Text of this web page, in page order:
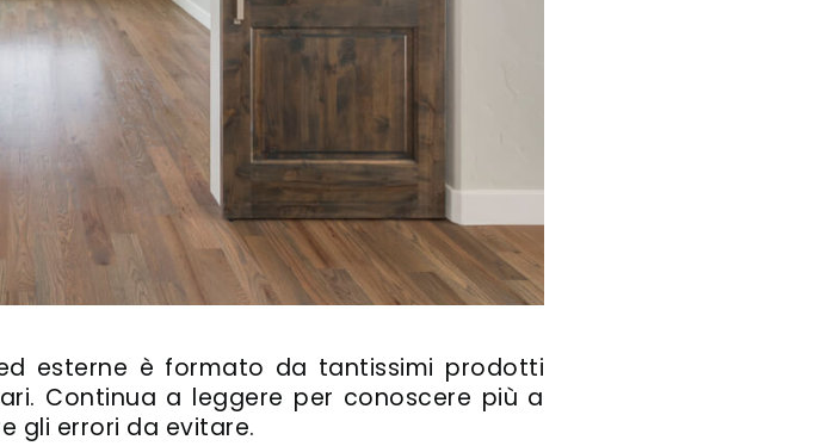
esterne è formato da tantissimi prodotti
Continua a leggere per conoscere più a
gli errori da evitare.